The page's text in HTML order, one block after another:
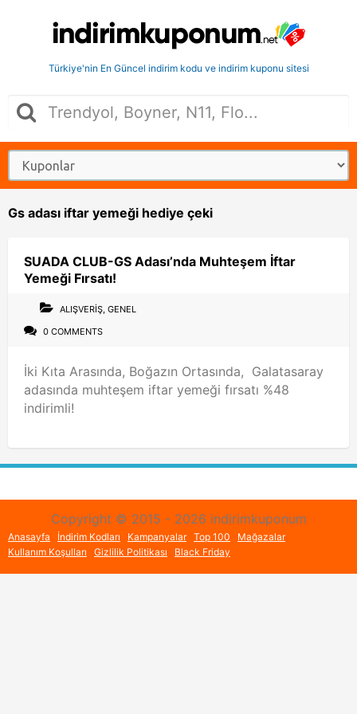
Türkiye'nin En Güncel indirim kodu ve indirim kuponu sitesi
Gs adası iftar yemeği hediye çeki
SUADA CLUB-GS Adası’nda Muhteşem İftar
Yemeği Fırsatı!
ALIŞVERIŞ, GENEL
0 COMMENTS
İki Kıta Arasında, Boğazın Ortasında, Galatasaray
adasında muhteşem iftar yemeği fırsatı %48
indirimli!
Copyright © 2015 - 2026 indirimkuponum
Anasayfa İndirim Kodları Kampanyalar Top 100
Mağazalar
Kullanım Koşulları
Gizlilik Politikası Black Friday